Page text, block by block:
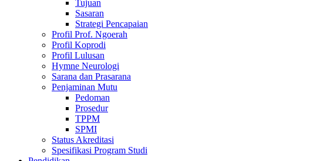
Tujuan
Sasaran
Strategi Pencapaian
Profil Prof. Ngoerah
Profil Koprodi
Profil Lulusan
Hymne Neurologi
Sarana dan Prasarana
Penjaminan Mutu
Pedoman
Prosedur
TPPM
SPMI
Status Akreditasi
Spesifikasi Program Studi